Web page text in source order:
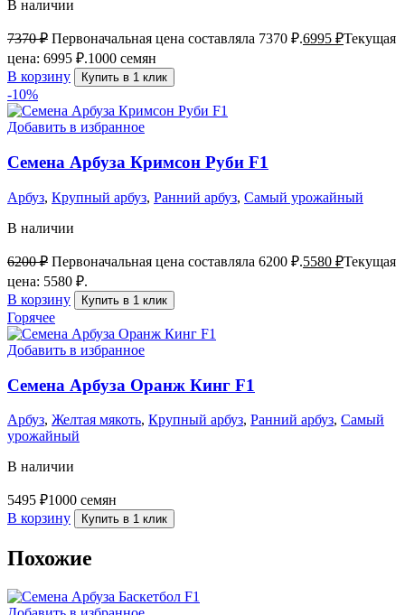
В наличии
7370₽ Первоначальная цена составляла 7370 ₽.6995 ₽Текущая
цена: 6995 ₽.1000 семян
В корзину
Купить в 1 клик
-10%
Добавить в избранное
Семена Арбуза Кримсон Руби F1
Арбуз, Крупный арбуз, Ранний арбуз, Самый урожайный
В наличии
6200₽ Первоначальная цена составляла 6200 ₽.5580 ₽Текущая
цена: 5580 ₽.
В корзину
Купить в 1 клик
Горячее
Добавить в избранное
Семена Арбуза Оранж Кинг F1
Арбуз, Желтая мякоть, Крупный арбуз, Ранний арбуз, Самый
урожайный
В наличии
5495 ₽1000 семян
В корзину
Купить в 1 клик
Похожие